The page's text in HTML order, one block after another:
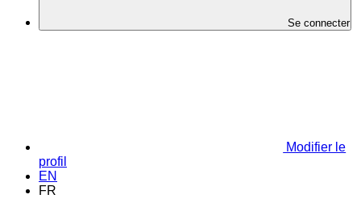
Se connecter
Modifier le
profil
EN
FR